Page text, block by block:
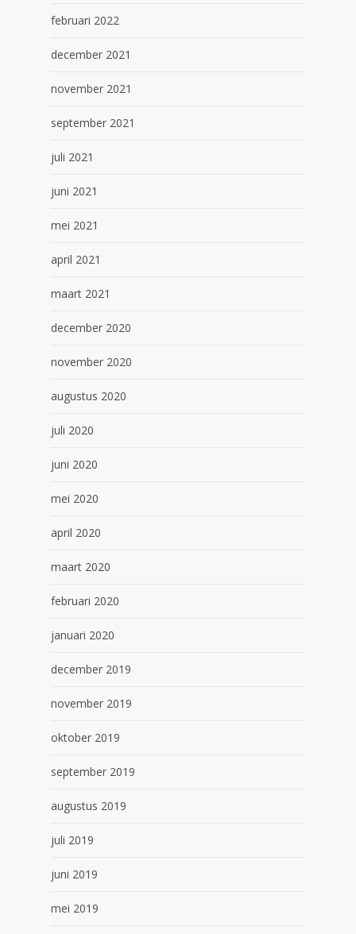
februari 2022
december 2021
november 2021
september 2021
juli 2021
juni 2021
mei 2021
april 2021
maart 2021
december 2020
november 2020
augustus 2020
juli 2020
juni 2020
mei 2020
april 2020
maart 2020
februari 2020
januari 2020
december 2019
november 2019
oktober 2019
september 2019
augustus 2019
juli 2019
juni 2019
mei 2019